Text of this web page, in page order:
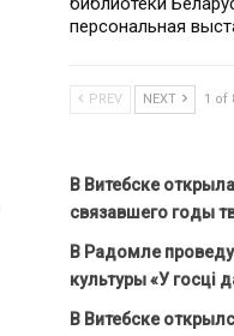
персональная
PREV NEXT 1 of
В Витебске
связавшего годы
В Радомле
культуры «У госці
В Витебске